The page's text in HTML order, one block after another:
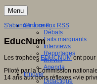
Menu
S'informer
Débats
Faits marquants
Interviews
Reportages
Brèves
Agenda
Innover
Didactique
S'abonner à ce flux RSS
EducNum
Les trophées EDUCNUMont pour
Piloté par la Commission
14 ans aux bons réflexes «vie